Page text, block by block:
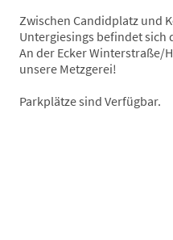
Zwischen Candidplatz und
Untergiesings befindet sich
An der Ecker Winterstraße/
unsere Metzgerei!
Parkplätze sind Verfügbar.